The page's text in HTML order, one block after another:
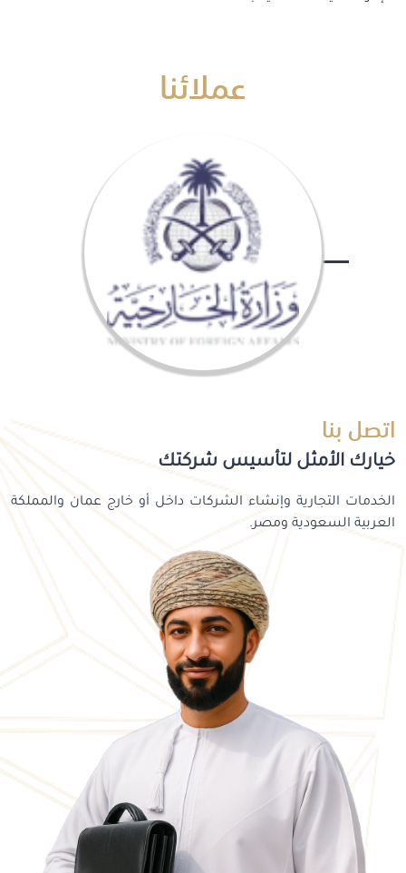
عملائنا
اتصل بنا
خيارك الأمثل لتأسيس شركتك
الخدمات التجارية وإنشاء الشركات داخل أو خارج عمان والمملكة
العربية السعودية ومصر.